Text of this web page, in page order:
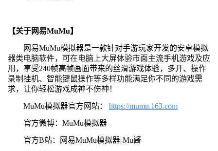
【关于网易MuMu】
网易MuMu模拟器是一款针对手游玩家开发的安卓模拟
器类电脑软件，可在电脑上大屏体验市面主流手机游戏及应
用，享受240帧高帧画面带来的丝滑游戏体验，多开、操作
录制挂机、智能键鼠操作等多样功能满足你不同的游戏需
求，让你轻松游戏成神不伤神！
MuMu模拟器官方网站： https://mumu.163.com
官方微博：MuMu模拟器
官方B站：网易MuMu模拟器-Mu酱